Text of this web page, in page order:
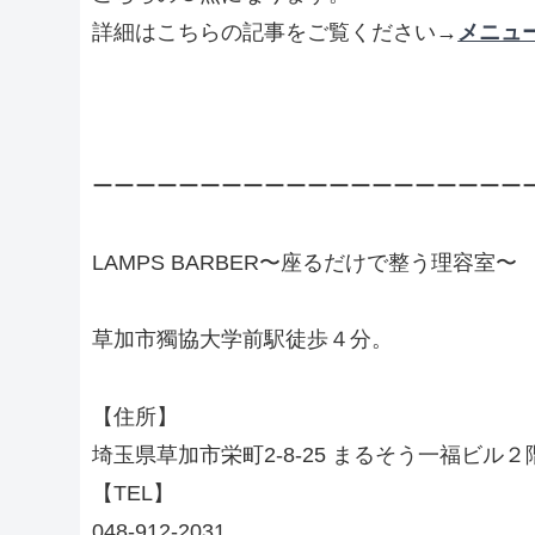
詳細はこちらの記事をご覧ください→ メニュ
ーーーーーーーーーーーーーーーーーーーー
LAMPS BARBER〜座るだけで整う理容室〜
草加市獨協大学前駅徒歩４分。
【住所】
埼玉県草加市栄町2-8-25 まるそう一福ビル２
【TEL】